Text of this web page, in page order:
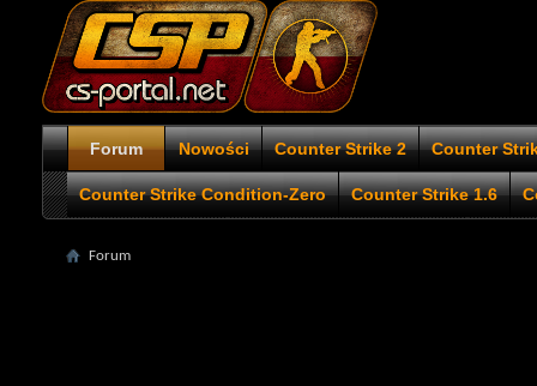
Forum Nowości Counter Strike 2 Counter
Counter Strike Condition-Zero Counter Strike 1.6
Forum